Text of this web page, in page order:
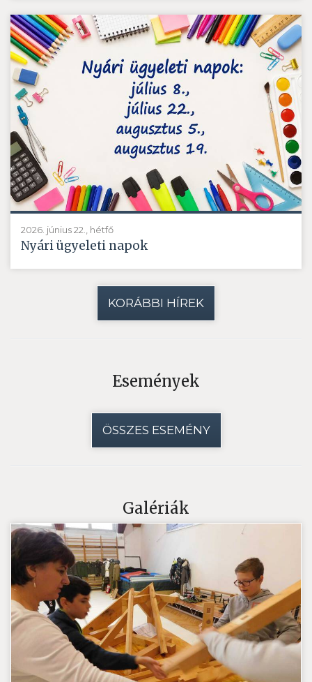
2026. június 22., hétfő
Nyári ügyeleti napok
KORÁBBI HÍREK
Események
ÖSSZES ESEMÉNY
Galériák